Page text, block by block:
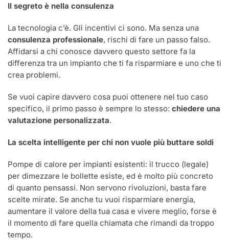
Il segreto è nella consulenza
La tecnologia c’è. Gli incentivi ci sono. Ma senza una
consulenza professionale, rischi di fare un passo falso.
Affidarsi a chi conosce davvero questo settore fa la
differenza tra un impianto che ti fa risparmiare e uno che ti
crea problemi.
Se vuoi capire davvero cosa puoi ottenere nel tuo caso
specifico, il primo passo è sempre lo stesso: chiedere una
valutazione personalizzata.
La scelta intelligente per chi non vuole più buttare soldi
Pompe di calore per impianti esistenti: il trucco (legale)
per dimezzare le bollette esiste, ed è molto più concreto
di quanto pensassi. Non servono rivoluzioni, basta fare
scelte mirate. Se anche tu vuoi risparmiare energia,
aumentare il valore della tua casa e vivere meglio, forse è
il momento di fare quella chiamata che rimandi da troppo
tempo.